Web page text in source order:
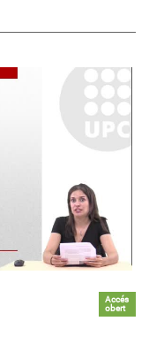
Accés
obert